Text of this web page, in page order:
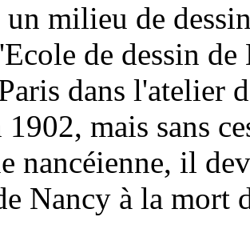
un milieu de
de dessin
dans l'atelier
1902, mais sans
nancéienne, il
Nancy à la mort